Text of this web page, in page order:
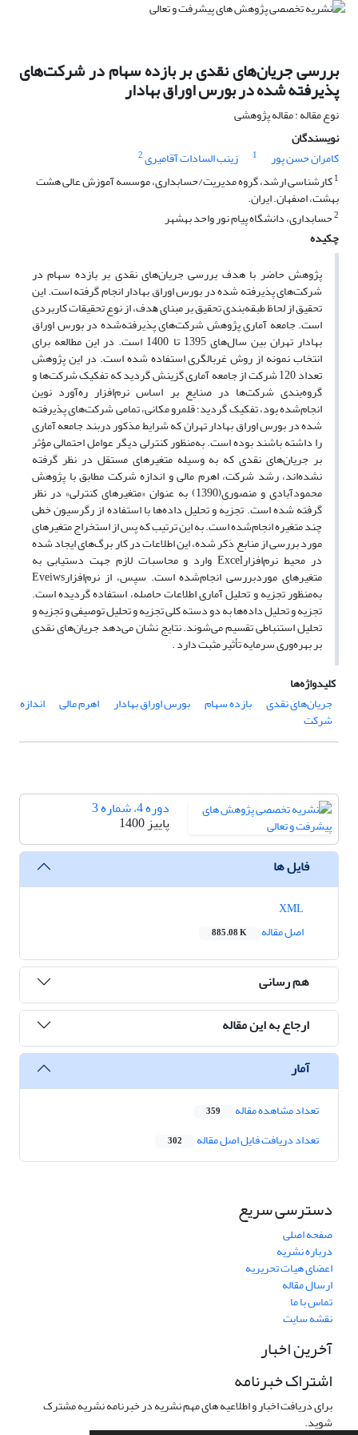
بررسی جریان‌های نقدی بر بازده سهام در شرکت‌های
پذیرفته شده در بورس اوراق بهادار
نوع مقاله : مقاله پژوهشی
نویسندگان
کامران حسن پور
1 زینب السادات آقامیری2
1کارشناسی ارشد، گروه مدیریت/حسابداری، موسسه آموزش عالی هشت
بهشت، اصفهان. ایران.
2حسابداری، دانشگاه پیام نور واحد بهشهر
چکیده
پژوهش حاضر با هدف بررسی جریان‌های نقدی بر بازده سهام در
شرکت‌های پذیرفته شده در بورس اوراق بهادار انجام گرفته است. اﯾﻦ
ﺗﺤﻘﯿﻖ از لحاظ طبقه‌بندی ﺗﺤﻘﯿﻖ ﺑﺮ ﻣﺒﻨﺎی ﻫﺪف، از ﻧﻮع ﺗﺤﻘﯿﻘﺎت ﮐﺎرﺑﺮدی
است. جامعه آماری پژوهش شرکت‌های پذیرفته‌شده در بورس اوراق
بهادار تهران بین سال‌های 1395 تا 1400 است. در این مطالعه برای
انتخاب نمونه از روش غربالگری استفاده‌ شده است. در این پژوهش
تعداد 120 شرکت از جامعه آماری گزینش گردید که تفکیک شرکت‌ها و
گروه‌بندی شرکت‌ها در صنایع بر اساس نرم‌افزار ره‌آورد نوین
انجام‌شده بود، تفکیک گردید؛ قلمرو مکانی، تمامی شرکت‌های پذیرفته
شده در بورس اوراق بهادار تهران که شرایط مذکور دربند جامعه آماری
را داشته باشند بوده است. به‌منظور کنترلی دیگر عوامل احتمالی مؤثر
بر جریان‌های نقدی که به‌ وسیله متغیرهای مستقل در نظر گرفته
نشده‌اند، رشد شرکت، اهرم مالی و اندازه شرکت مطابق با پژوهش
محمودآبادی و منصوری(1390) به‌ عنوان «متغیرهای کنترلی» در نظر
گرفته ‌شده است. تجزیه و تحلیل داده‌ها با استفاده از رگرسیون خطی
چند متغیره انجام‌شده است. به ‌این ‌ترتیب که پس از استخراج متغیرهای
مورد بررسی از منابع ذکر شده، این اطلاعات در کار برگ‌های ایجاد شده
در محیط نرم‌افزارExcel وارد و محاسبات لازم جهت دستیابی به
متغیرهای موردبررسی انجام‌شده است. سپس، از نرم‌افزارEveiws
به‌منظور تجزیه و تحلیل آماری اطلاعات حاصله، استفاده گردیده است.
تجزیه و تحلیل داده‌ها به دو دسته کلی تجزیه و تحلیل توصیفی و تجزیه و
تحلیل استنباطی تقسیم می‌شوند. نتایج نشان می‌دهد جریان‌های نقدی
بر بهره‌وری سرمایه تأثیر مثبت دارد .
کلیدواژه‌ها
جریان‌های نقدی
بازده سهام بورس اوراق بهادار اهرم مالی اندازه
شرکت
دوره 4، شماره 3
پاییز 1400
فایل ها
اصل مقاله
885.08 K
هم رسانی
ارجاع به این مقاله
آمار
تعداد مشاهده مقاله 359
تعداد دریافت فایل اصل مقاله 302
دسترسی سریع
صفحه اصلی
درباره نشریه
اعضای هیات تحریریه
ارسال مقاله
تماس با ما
نقشه سایت
آخرین اخبار
اشتراک خبرنامه
برای دریافت اخبار و اطلاعیه های مهم نشریه در خبرنامه نشریه مشترک
شوید.